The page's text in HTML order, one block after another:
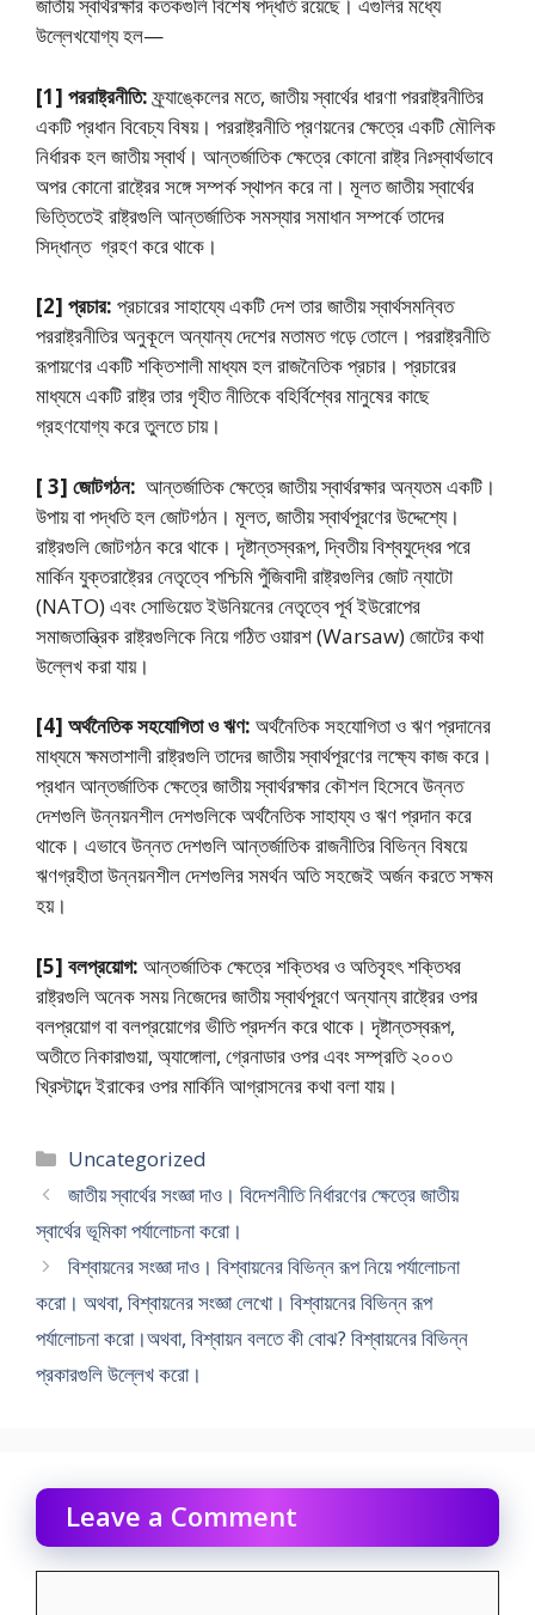
উল্লেখযোগ্য হল—
[1] পররাষ্ট্রনীতি:ফ্র্যাঙ্কেলের মতে, জাতীয় স্বার্থের ধারণা পররাষ্ট্রনীতির
একটি প্রধান বিবেচ্য বিষয়। পররাষ্ট্রনীতি প্রণয়নের ক্ষেত্রে একটি মৌলিক
নির্ধারক হল জাতীয় স্বার্থ। আন্তর্জাতিক ক্ষেত্রে কোনো রাষ্ট্র নিঃস্বার্থভাবে
অপর কোনো রাষ্ট্রের সঙ্গে সম্পর্ক স্থাপন করে না। মূলত জাতীয় স্বার্থের
ভিত্তিতেই রাষ্ট্রগুলি আন্তর্জাতিক সমস্যার সমাধান সম্পর্কে তাদের
সিদ্ধান্ত গ্রহণ করে থাকে।
[2] প্রচার: প্রচারের সাহায্যে একটি দেশ তার জাতীয় স্বার্থসমন্বিত
পররাষ্ট্রনীতির অনুকূলে অন্যান্য দেশের মতামত গড়ে তোলে। পররাষ্ট্রনীতি
রূপায়ণের একটি শক্তিশালী মাধ্যম হল রাজনৈতিক প্রচার। প্রচারের
মাধ্যমে একটি রাষ্ট্র তার গৃহীত নীতিকে বহির্বিশ্বের মানুষের কাছে
গ্রহণযোগ্য করে তুলতে চায়।
[ 3] জোটগঠন: আন্তর্জাতিক ক্ষেত্রে জাতীয় স্বার্থরক্ষার অন্যতম একটি।
উপায় বা পদ্ধতি হল জোটগঠন। মূলত, জাতীয় স্বার্থপূরণের উদ্দেশ্যে।
রাষ্ট্রগুলি জোটগঠন করে থাকে। দৃষ্টান্তস্বরূপ, দ্বিতীয় বিশ্বযুদ্ধের পরে
মার্কিন যুক্তরাষ্ট্রের নেতৃত্বে পশ্চিমি পুঁজিবাদী রাষ্ট্রগুলির জোট ন্যাটো
(NATO) এবং সোভিয়েত ইউনিয়নের নেতৃত্বে পূর্ব ইউরোপের
সমাজতান্ত্রিক রাষ্ট্রগুলিকে নিয়ে গঠিত ওয়ারশ (Warsaw) জোটের কথা
উল্লেখ করা যায়।
[4] অর্থনৈতিক সহযোগিতা ও ঋণ: অর্থনৈতিক সহযোগিতা ও ঋণ প্রদানের
মাধ্যমে ক্ষমতাশালী রাষ্ট্রগুলি তাদের জাতীয় স্বার্থপূরণের লক্ষ্যে কাজ করে।
প্রধান আন্তর্জাতিক ক্ষেত্রে জাতীয় স্বার্থরক্ষার কৌশল হিসেবে উন্নত
দেশগুলি উন্নয়নশীল দেশগুলিকে অর্থনৈতিক সাহায্য ও ঋণ প্রদান করে
থাকে। এভাবে উন্নত দেশগুলি আন্তর্জাতিক রাজনীতির বিভিন্ন বিষয়ে
ঋণগ্রহীতা উন্নয়নশীল দেশগুলির সমর্থন অতি সহজেই অর্জন করতে সক্ষম
হয়।
[5] বলপ্রয়োগ: আন্তর্জাতিক ক্ষেত্রে শক্তিধর ও অতিবৃহৎ শক্তিধর
রাষ্ট্রগুলি অনেক সময় নিজেদের জাতীয় স্বার্থপূরণে অন্যান্য রাষ্ট্রের ওপর
বলপ্রয়োগ বা বলপ্রয়োগের ভীতি প্রদর্শন করে থাকে। দৃষ্টান্তস্বরূপ,
অতীতে নিকারাগুয়া, অ্যাঙ্গোলা, গ্রেনাডার ওপর এবং সম্প্রতি ২০০৩
খ্রিস্টাব্দে ইরাকের ওপর মার্কিনি আগ্রাসনের কথা বলা যায়।
Categories
Uncategorized
জাতীয় স্বার্থের সংজ্ঞা দাও। বিদেশনীতি নির্ধারণের ক্ষেত্রে জাতীয়
স্বার্থের ভূমিকা পর্যালোচনা করো।
বিশ্বায়নের সংজ্ঞা দাও। বিশ্বায়নের বিভিন্ন রূপ নিয়ে পর্যালোচনা
করো। অথবা, বিশ্বায়নের সংজ্ঞা লেখো। বিশ্বায়নের বিভিন্ন রূপ
পর্যালোচনা করো।অথবা, বিশ্বায়ন বলতে কী বোঝ? বিশ্বায়নের বিভিন্ন
প্রকারগুলি উল্লেখ করো।
Leave a Comment